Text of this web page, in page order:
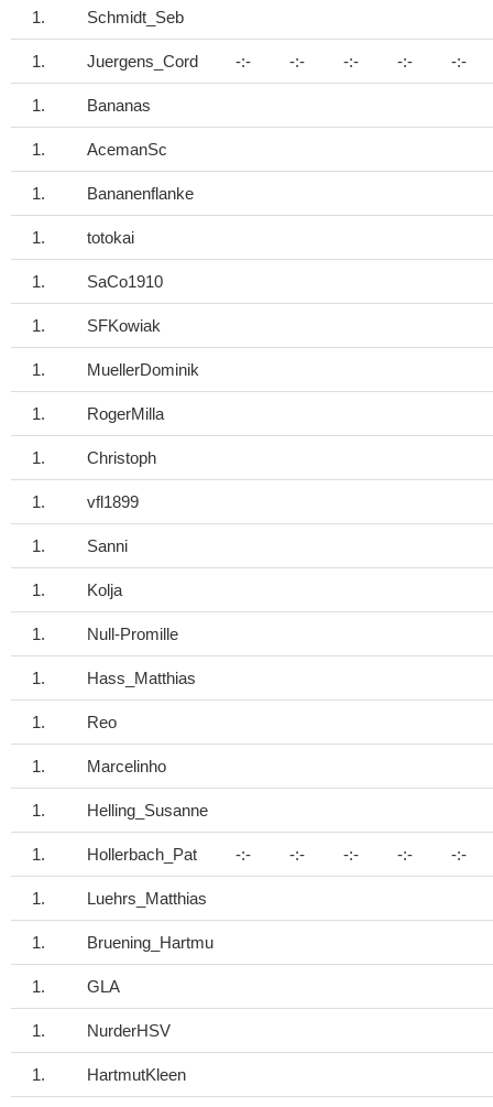
1. Schmidt_Seb
1. Juergens_Cord -:- -:- -:- -:- -:-
1. Bananas
1. AcemanSc
1. Bananenflanke
1. totokai
1. SaCo1910
1. SFKowiak
1. MuellerDominik
1. RogerMilla
1. Christoph
1. vfl1899
1. Sanni
1. Kolja
1. Null-Promille
1. Hass_Matthias
1. Reo
1. Marcelinho
1. Helling_Susanne
1. Hollerbach_Pat -:- -:- -:- -:- -:-
1. Luehrs_Matthias
1. Bruening_Hartmu
1. GLA
1. NurderHSV
1. HartmutKleen